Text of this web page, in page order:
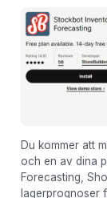
Du kommer att
och en av dina
Forecasting,
lagerprognoser